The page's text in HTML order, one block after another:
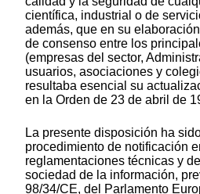
científica, industrial o de
además, que en su
de consenso entre los
(empresas del sector,
usuarios, asociaciones y
resultaba esencial su
en la Orden de 23 de abril de
La presente disposición ha
procedimiento de notificación
reglamentaciones técnicas y
sociedad de la información,
98/34/CE, del Parlamento